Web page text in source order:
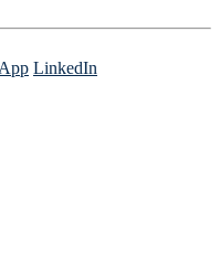
LinkedIn